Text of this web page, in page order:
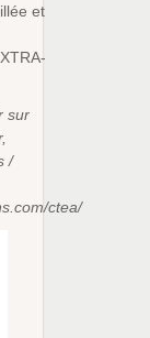
et
sur
/
ctea/